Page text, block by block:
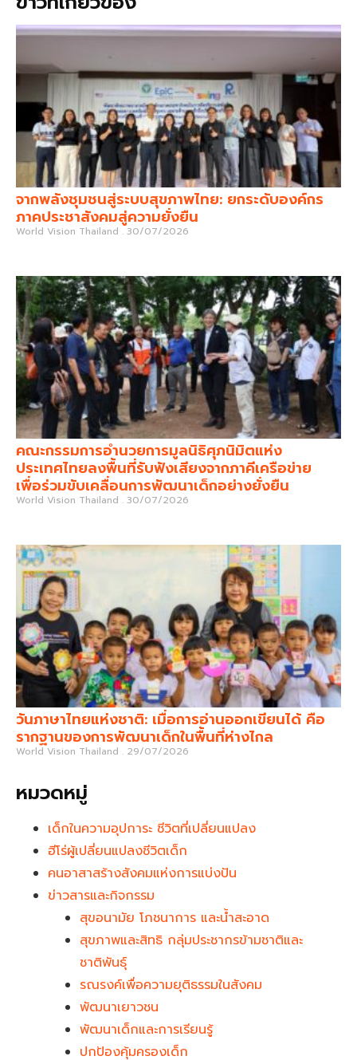
จากพลังชุมชนสู่ระบบสุขภาพไทย: ยกระดับองค์กร
ภาคประชาสังคมสู่ความยั่งยืน
World Vision Thailand 30/07/2026
คณะกรรมการอำนวยการมูลนิธิศุภนิมิตแห่ง
ประเทศไทยลงพื้นที่รับฟังเสียงจากภาคีเครือข่าย
เพื่อร่วมขับเคลื่อนการพัฒนาเด็กอย่างยั่งยืน
World Vision Thailand 30/07/2026
วันภาษาไทยแห่งชาติ: เมื่อการอ่านออกเขียนได้ คือ
รากฐานของการพัฒนาเด็กในพื้นที่ห่างไกล
World Vision Thailand 29/07/2026
หมวดหมู่
เด็กในความอุปการะ ชีวิตที่เปลี่ยนแปลง
ฮีโร่ผู้เปลี่ยนแปลงชีวิตเด็ก
คนอาสาสร้างสังคมแห่งการแบ่งปัน
ข่าวสารและกิจกรรม
สุขอนามัย โภชนาการ และน้ำสะอาด
สุขภาพและสิทธิ กลุ่มประชากรข้ามชาติและ
ชาติพันธุ์
รณรงค์เพื่อความยุติธรรมในสังคม
พัฒนาเยาวชน
พัฒนาเด็กและการเรียนรู้
ปกป้องคุ้มครองเด็ก